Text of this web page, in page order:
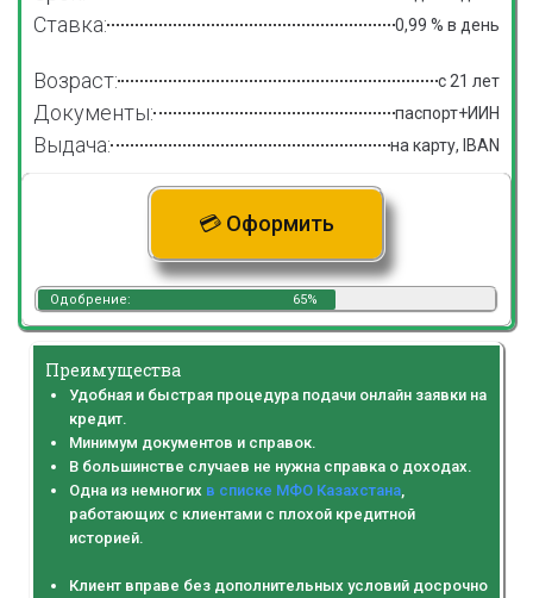
Ставка: 0,99 % в день
Возраст: с 21 лет
Документы: паспорт+ИИН
Выдача: на карту, IBAN
💳 Оформить
Одобрение: 65%
Преимущества
Удобная и быстрая процедура подачи онлайн заявки на
кредит.
Минимум документов и справок.
В большинстве случаев не нужна справка о доходах.
Одна из немногих в списке МФО Казахстана,
работающих с клиентами с плохой кредитной
историей.
Клиент вправе без дополнительных условий досрочно